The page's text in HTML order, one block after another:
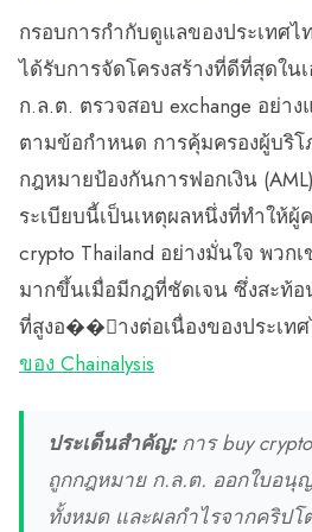
กรอบการกำกับดูแลของประเทศ
ได้รับการจัดโครงสร้างที่ดีที่สุดใน
ก.ล.ต. ตรวจสอบ exchange อย่า
ตามข้อกำหนด การคุ้มครองผู้บริ
กฎหมายป้องกันการฟอกเงิน
ระเบียบนี้เป็นเหตุผลหนึ่งที่ทำให้
crypto Thailand อย่างมั่นใจ พวก
มากขึ้นเมื่อมีกฎที่ชัดเจน ซึ่งสะท้
ที่สูงอ��่างต่อเนื่องของประเท
ของ Chainalysis
ประเด็นสำคัญ:การ buy
ถูกกฎหมาย ก.ล.ต. ออกใบอนุญ
ทั้งหมด และผลกำไรจากคริปโ